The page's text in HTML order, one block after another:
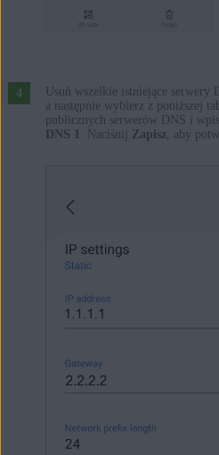
Usuń wszelkie istniejące serwery
a następnie wybierz z poniższej
publicznych serwerów DNS i
DNS 1 . Naciśnij Zapisz, aby